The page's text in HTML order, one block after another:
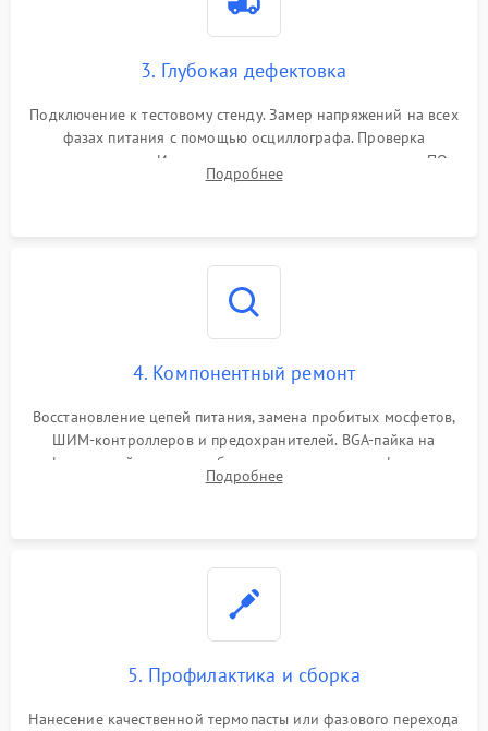
3. Глубокая дефектовка
Подключение к тестовому стенду. Замер напряжений на всех
фазах питания с помощью осциллографа. Проверка
инициализации. Использование специализированного ПО
MATS
Подробнее
4. Компонентный ремонт
Восстановление цепей питания, замена пробитых мосфетов,
ШИМ-контроллеров и предохранителей. BGA-пайка на
инфракрасной станции реболлинг или замена графического
чипа и дефектной памяти GDDR. Прошивка BIOS
Подробнее
5. Профилактика и сборка
Нанесение качественной термопасты или фазового перехода